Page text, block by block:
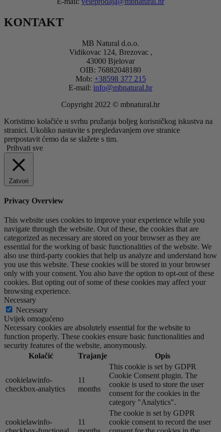
KONTAKT
MB Natural d.o.o.
Vidikovac 124, Brezovac ,
43000 Bjelovar
OIB: 76882048180
Mob: +38598 377 215
E-mail: info@mbnatural.hr
Copyright 2022 © mbnatural.hr
Koristimo kolačiće u svrhu pružanja boljeg korisničkog iskustva na
stranici. Ukoliko nastavite s pregledavanjem ove stranice
pretpostavit ćemo da se slažete s tim.
Prihvati sve
Zatvori
Privacy Overview
This website uses cookies to improve your experience while you
navigate through the website. Out of these, the cookies that are
categorized as necessary are stored on your browser as they are
essential for the working of basic functionalities of the website. We
also use third-party cookies that help us analyze and understand how
you use this website. These cookies will be stored in your browser
only with your consent. You also have the option to opt-out of these
cookies. But opting out of some of these cookies may affect your
browsing experience.
Necessary
Necessary
Uvijek omogućeno
Necessary cookies are absolutely essential for the website to
function properly. These cookies ensure basic functionalities and
security features of the website, anonymously.
Kolačić
Trajanje Opis
cookielawinfo-
checkbox-analytics
11
months
This cookie is set by GDPR
Cookie Consent plugin. The
cookie is used to store the user
consent for the cookies in the
category "Analytics".
cookielawinfo-
11
The cookie is set by GDPR
cookie consent to record the user